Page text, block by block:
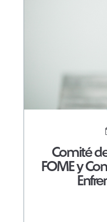
Comité
FOME y